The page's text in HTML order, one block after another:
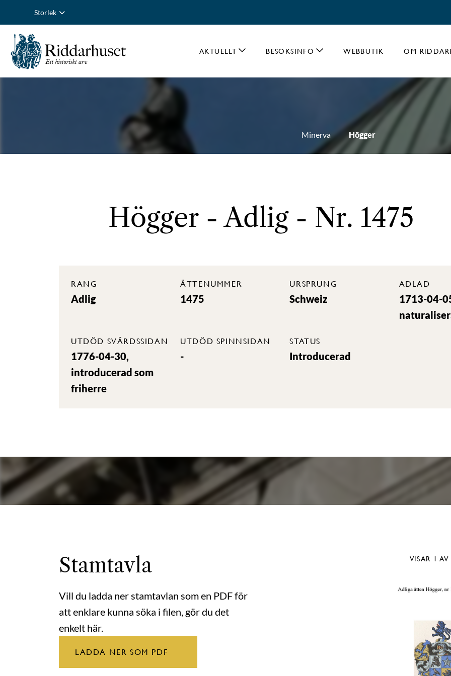
Storlek
AKTUELLT BESÖKSINFO WEBBUTIK OM
Minerva Högger
Högger - Adlig - Nr. 1475
RANG
Adlig
ÄTTENUMMER
1475
URSPRUNG
Schweiz
ADLAD
1713-04-
UTDÖD SVÄRDSSIDAN
1776-04-30,
introducerad som
friherre
UTDÖD SPINNSIDAN
-
STATUS
Introducerad
Stamtavla
Vill du ladda ner stamtavlan som en PDF för
att enklare kunna söka i filen, gör du det
enkelt här.
LADDA NER SOM PDF
VISAR 1